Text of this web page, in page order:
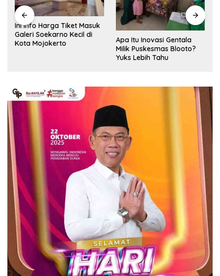
Ini Info Harga Tiket Masuk
Galeri Soekarno Kecil di
Kota Mojokerto
Apa Itu Inovasi Gentala
Milik Puskesmas Blooto?
Yuks Lebih Tahu